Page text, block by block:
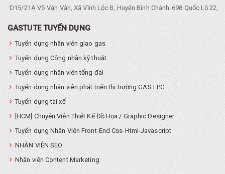
D15/21A Võ Văn Vân, Xã Vĩnh Lộc B, Huyện Bình Chánh 698 Quốc Lộ 22,
GASTUTE TUYỂN DỤNG
Tuyển dụng nhân viên giao gas
Tuyển dụng Công nhân kỹ thuật
Tuyển dụng nhân viên tổng đài
Tuyển dụng nhân viên phát triển thị trường GAS LPG
Tuyển dụng tài xế
[HCM] Chuyên Viên Thiết Kế Đồ Họa / Graphic Designer
Tuyển dụng Nhân Viên Front-End Css-Html-Javascript
NHÂN VIÊN SEO
Nhân viên Content Marketing